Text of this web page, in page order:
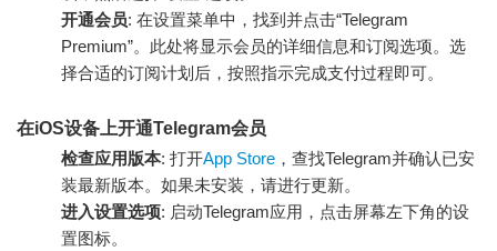
开通会员: 在设置菜单中，找到并点击“Telegram
Premium”。此处将显示会员的详细信息和订阅选项。选
择合适的订阅计划后，按照指示完成支付过程即可。
在iOS设备上开通Telegram会员
检查应用版本: 打开App Store ，查找Telegram并确认已安
装最新版本。如果未安装，请进行更新。
进入设置选项: 启动Telegram应用，点击屏幕左下角的设
置图标。